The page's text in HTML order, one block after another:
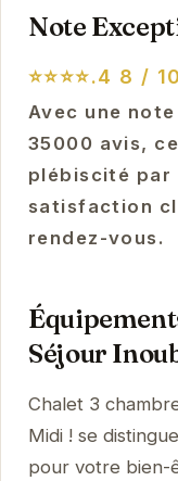
Note
⭐⭐⭐⭐.4 8 /
Avec une
35000 avis,
plébiscité par
satisfaction
rendez-vous.
Séjour
Chalet 3
Midi ! se
pour votre bien-